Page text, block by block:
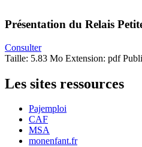
Présentation du Relais
Consulter
Taille: 5.83 Mo Extension: pdf
Les sites ressources
Pajemploi
CAF
MSA
monenfant.fr